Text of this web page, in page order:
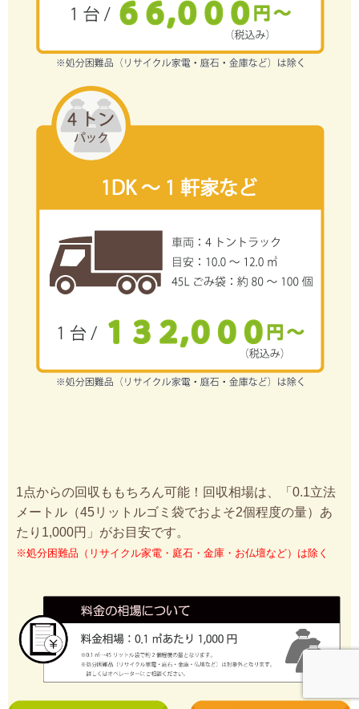
1点からの回収ももちろん可能！回収相場は、「0.1立法
メートル（45リットルゴミ袋でおよそ2個程度の量）あ
たり1,000円」がお目安です。
※処分困難品（リサイクル家電・庭石・金庫・お仏壇など）は除く